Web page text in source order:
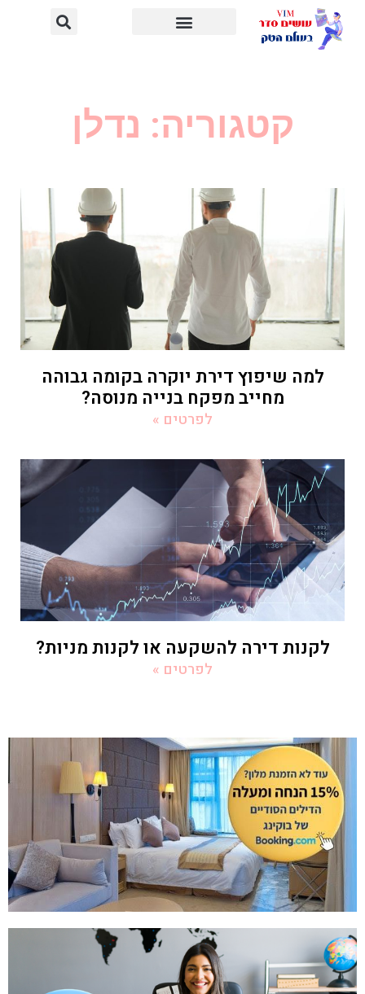
קטגוריה: נדלן
למה שיפוץ דירת יוקרה בקומה גבוהה
מחייב מפקח בנייה מנוסה?
לפרטים »
לקנות דירה להשקעה או לקנות מניות?
לפרטים »